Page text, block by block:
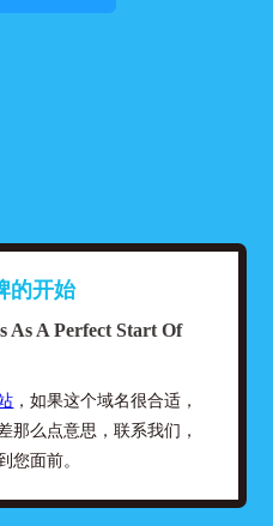
的开始
As A Perfect Start Of
，如果这个域名很合适，
那么点意思，联系我们，
您面前。